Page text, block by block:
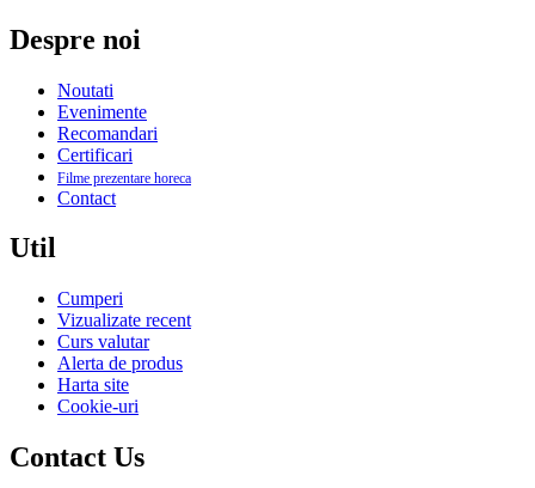
Despre noi
Noutati
Evenimente
Recomandari
Certificari
Filme prezentare horeca
Contact
Util
Cumperi
Vizualizate recent
Curs valutar
Alerta de produs
Harta site
Cookie-uri
Contact Us